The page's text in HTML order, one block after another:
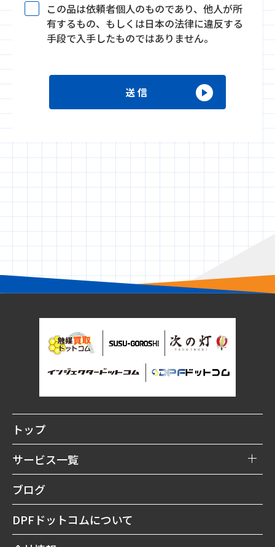
この品は依頼者個人のものであり、他人が所
有するもの、もしくは日本の法律に違反する
手段で入手したものではありません。
送信
トップ
サービス一覧
DPFリビルト購入
DPF洗浄修理
ブログ
DPFドットコムについて